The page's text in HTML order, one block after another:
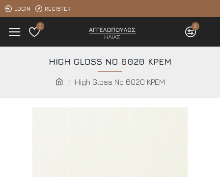
LOGIN REGISTER
0 0
High Gloss No 6020 ΚΡΕΜ
HIGH GLOSS NO 6020 ΚΡΕΜ